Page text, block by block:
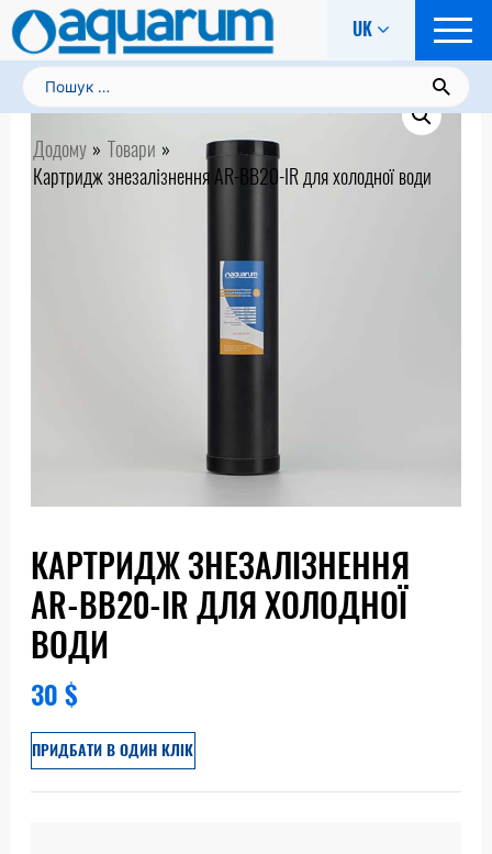
UK
Пошук:
Додому
Товари
Картридж знезалізнення AR-BB20-IR для холодної води
КАРТРИДЖ ЗНЕЗАЛІЗНЕННЯ
AR-BB20-IR ДЛЯ ХОЛОДНОЇ
ВОДИ
30 $
ПРИДБАТИ В ОДИН КЛІК